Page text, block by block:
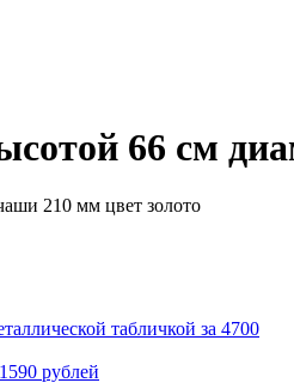
66 см
210 мм цвет золото
табличкой за 4700
рублей